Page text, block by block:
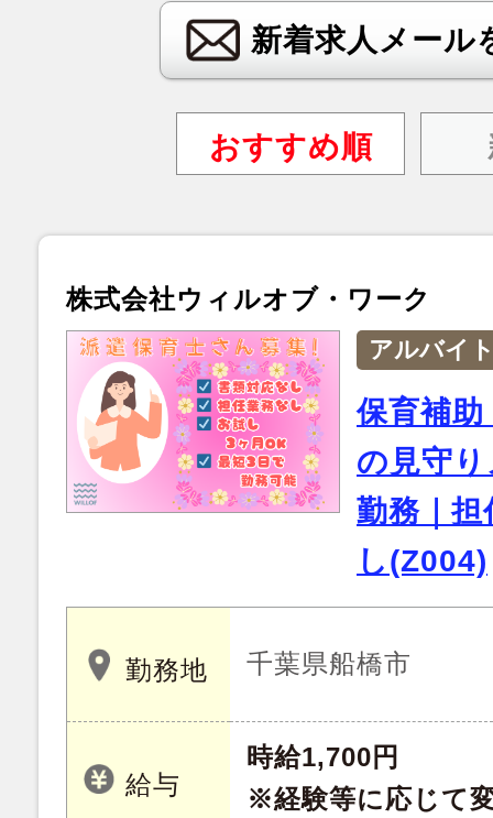
新着求人メール
おすすめ順
株式会社ウィルオブ・ワーク
アルバイ
保育補
の見守
勤務｜
し(Z004)
勤務地 千葉県船橋市
給与
時給1,700円
※経験等に応じて